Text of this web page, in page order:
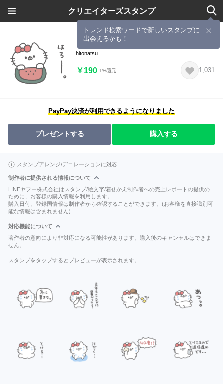
クリエイターズスタンプ
トレンド検索ワードで新しいスタンプに
出会えるかも！
りぼんにゃんこ。#21
hitonatsu
￥190 1%還元 1,031
PayPay決済が利用できるようになりました
プレゼントする 購入する
スタンプアレンジ/デコレーションに対応
制作者に提供される情報について
LINEヤフー株式会社はスタンプ/絵文字/着せかえ制作者への売上レポートの提供の
ために、お客様の購入情報を利用します。
購入日付、登録国情報は制作者から確認することができます。(お客様を直接識別可
能な情報は含まれません)
対応機能について
著作者の意向により非対応になる可能性があります。購入後のキャンセルはできま
せん。
スタンプをタップするとプレビューが表示されます。